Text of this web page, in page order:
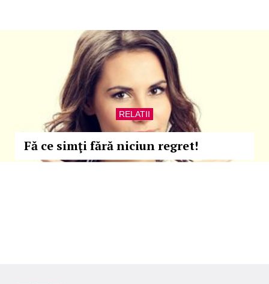
RELATII
Fă ce simţi fără niciun regret!